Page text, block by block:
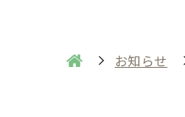
お知らせ